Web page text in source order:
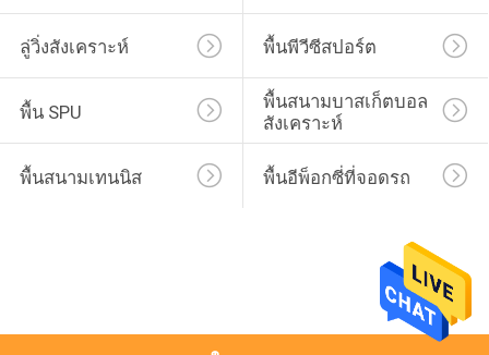
ลู่วิ่งสังเคราะห์ พื้นพีวีซีสปอร์ต
พื้น SPU
พื้นสนามบาสเก็ตบอล
สังเคราะห์
พื้นสนามเทนนิส พื้นอีพ็อกซี่ที่จอดรถ